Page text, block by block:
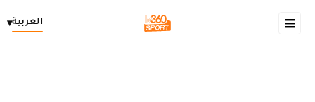
العربية▾